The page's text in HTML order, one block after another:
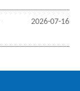
2026-07-16